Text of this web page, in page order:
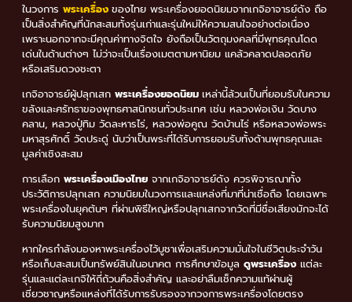
ในวงการ พระเครื่อง ของไทย พระเครื่องยอดนิยมจากเกจิอาจารย์ดัง ถือ
เป็นสิ่งสำคัญที่นักสะสมทั้งรุ่นเก่าและรุ่นใหม่ให้ความสนใจอย่างต่อเนื่อง
เพราะนอกจากจะมีคุณค่าทางจิตใจ ยังถือเป็นวัตถุมงคลที่มีพุทธคุณโดด
เด่นในด้านต่างๆ ไม่ว่าจะเป็นเรื่องเมตตามหานิยม แคล้วคลาดปลอดภัย
หรือเสริมดวงชะตา
เกจิอาจารย์ผู้ปลุกเสก พระเครื่องยอดนิยม เหล่านี้ล้วนเป็นที่ยอมรับในความ
ขลังและศรัทธาของพุทธศาสนิกชนทั่วประเทศ เช่น หลวงพ่อเงิน วัดบาง
คลาน, หลวงปู่ทิม วัดละหารไร่, หลวงพ่อคูณ วัดบ้านไร่ หรือหลวงพ่อพระ
มหาสุรศักดิ์ วัดประดู่ นับว่าเป็นพระที่ได้รับการยอมรับทั้งด้านพุทธคุณและ
มูลค่าเชิงสะสม
การเลือก พระเครื่องเมืองไทย จากเกจิอาจารย์ดัง ควรพิจารณาทั้ง
ประวัติการปลุกเสก ความนิยมในวงการและแหล่งที่มาที่น่าเชื่อถือ โดยเฉพาะ
พระเครื่องในยุคต้นๆ ที่ผ่านพิธีใหญ่หรือปลุกเสกจากวัดที่มีชื่อเสียงมักจะได้
รับความนิยมสูงมาก
หากใครกำลังมองหาพระเครื่องไว้บูชาเพื่อเสริมความมั่นใจในชีวิตประจำวัน
หรือเก็บสะสมเป็นทรัพย์สินในอนาคต การศึกษาข้อมูล ดูพระเครื่อง แต่ละ
รุ่นและแต่ละเกจิให้ถี่ถ้วนคือสิ่งสำคัญ และอย่าลืมเช็กความแท้ผ่านผู้
เชี่ยวชาญหรือแหล่งที่ได้รับการรับรองจากวงการพระเครื่องโดยตรง